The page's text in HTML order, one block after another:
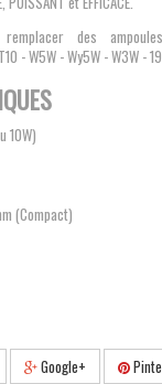
des
- W5W - Wy5W - W3W -
10W)
(Compact)
Google+